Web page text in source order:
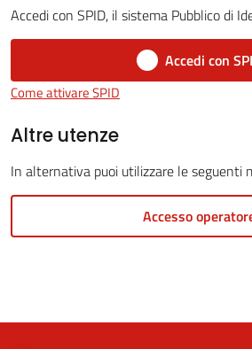
5x1000
Servizi
line
Tutti
argomenti
Accedi con SPID, il sistema Pubblico di
Accedi con
Come attivare SPID
Altre utenze
In alternativa puoi utilizzare le seguenti
Accesso